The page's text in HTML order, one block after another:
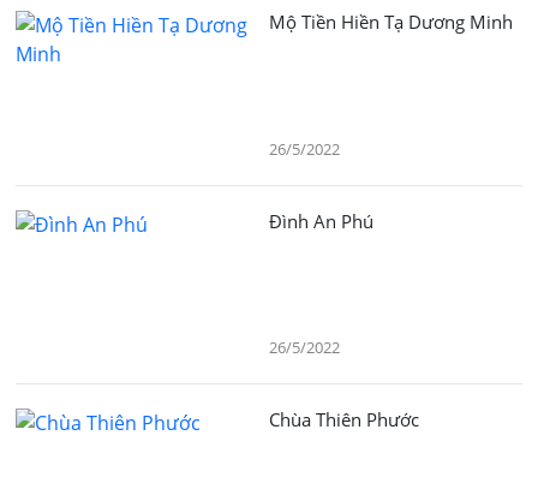
Mộ Tiền Hiền Tạ Dương Minh
26/5/2022
Đình An Phú
26/5/2022
Chùa Thiên Phước